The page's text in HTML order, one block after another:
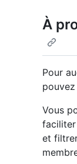
À
Pour
Vous
et